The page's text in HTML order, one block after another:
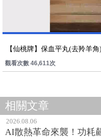
【仙桃牌】保血平丸(去羚羊角)
觀看次數 46,611次
相關文章
2026.08.06
AI散熱革命來襲！功耗